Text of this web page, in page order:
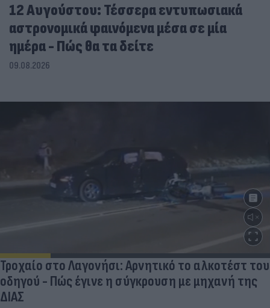
12 Αυγούστου: Τέσσερα εντυπωσιακά
αστρονομικά φαινόμενα μέσα σε μία
ημέρα - Πώς θα τα δείτε
09.08.2026
Τροχαίο στο Λαγονήσι: Αρνητικό το αλκοτέστ του
οδηγού - Πώς έγινε η σύγκρουση με μηχανή της
ΔΙΑΣ